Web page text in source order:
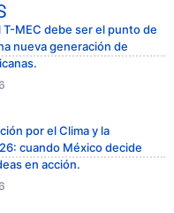
T-MEC debe ser el punto de
nueva generación de
por el Clima y la
cuando México decide
en acción.